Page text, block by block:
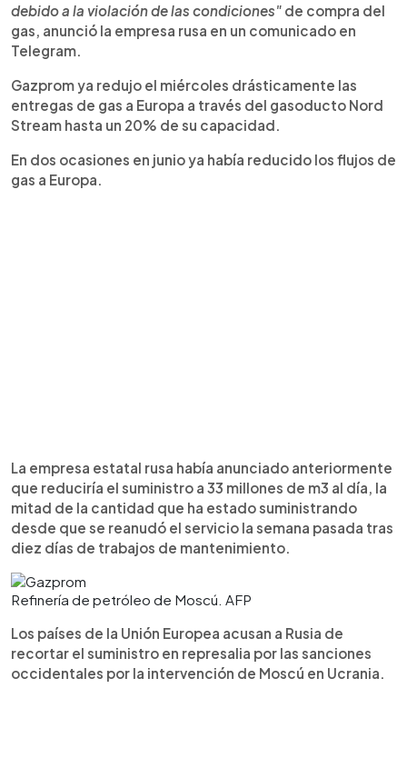
debido a la violación de las condiciones" de compra del
gas, anunció la empresa rusa en un comunicado en
Telegram.
Gazprom ya redujo el miércoles drásticamente las
entregas de gas a Europa a través del gasoducto Nord
Stream hasta un 20% de su capacidad.
En dos ocasiones en junio ya había reducido los flujos de
gas a Europa.
La empresa estatal rusa había anunciado anteriormente
que reduciría el suministro a 33 millones de m3 al día, la
mitad de la cantidad que ha estado suministrando
desde que se reanudó el servicio la semana pasada tras
diez días de trabajos de mantenimiento.
Refinería de petróleo de Moscú. AFP
Los países de la Unión Europea acusan a Rusia de
recortar el suministro en represalia por las sanciones
occidentales por la intervención de Moscú en Ucrania.